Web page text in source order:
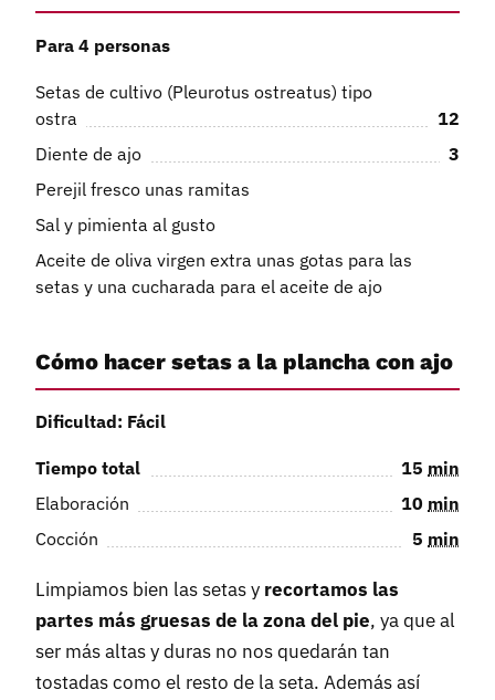
Para 4 personas
Setas de cultivo (Pleurotus ostreatus) tipo
ostra
12
Diente de ajo
3
Perejil fresco unas ramitas
Sal y pimienta al gusto
Aceite de oliva virgen extra unas gotas para las
setas y una cucharada para el aceite de ajo
Cómo hacer setas a la plancha con ajo
Dificultad: Fácil
Tiempo total 15 min
Elaboración
10 min
Cocción
5 min
Limpiamos bien las setas y recortamos las
partes más gruesas de la zona del pie, ya que al
ser más altas y duras no nos quedarán tan
tostadas como el resto de la seta. Además así